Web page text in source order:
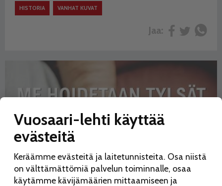
HISTORIA VANHAT KUVAT
Jaa:
Vuosaari-lehti käyttää
evästeitä
Keräämme evästeitä ja laitetunnisteita. Osa niistä
on välttämättömiä palvelun toiminnalle, osaa
käytämme kävijämäärien mittaamiseen ja